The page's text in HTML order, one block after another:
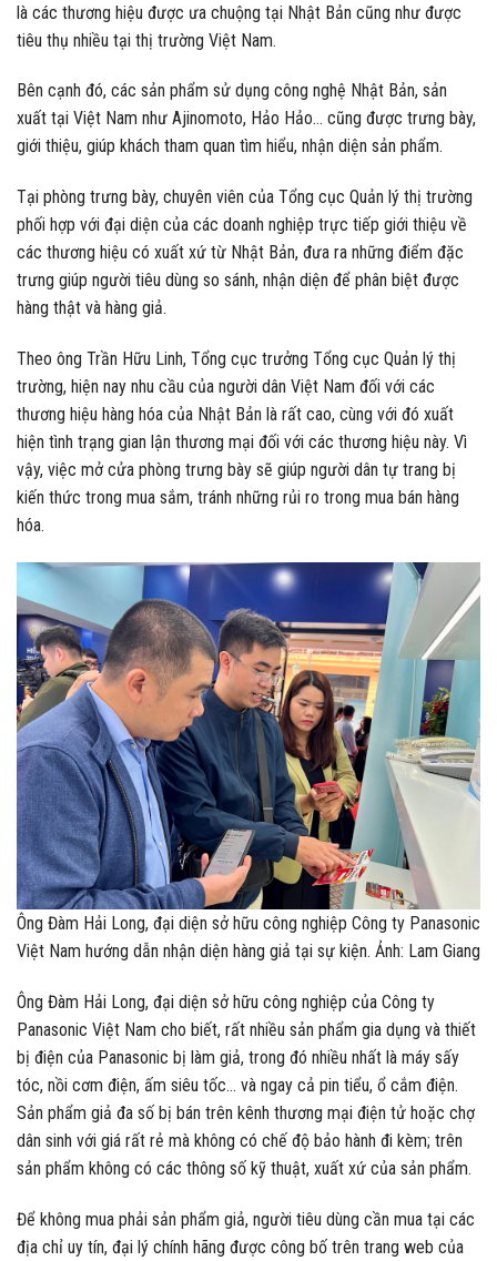
là các thương hiệu được ưa chuộng tại Nhật Bản cũng như được
tiêu thụ nhiều tại thị trường Việt Nam.
Bên cạnh đó, các sản phẩm sử dụng công nghệ Nhật Bản, sản
xuất tại Việt Nam như Ajinomoto, Hảo Hảo… cũng được trưng bày,
giới thiệu, giúp khách tham quan tìm hiểu, nhận diện sản phẩm.
Tại phòng trưng bày, chuyên viên của Tổng cục Quản lý thị trường
phối hợp với đại diện của các doanh nghiệp trực tiếp giới thiệu về
các thương hiệu có xuất xứ từ Nhật Bản, đưa ra những điểm đặc
trưng giúp người tiêu dùng so sánh, nhận diện để phân biệt được
hàng thật và hàng giả.
Theo ông Trần Hữu Linh, Tổng cục trưởng Tổng cục Quản lý thị
trường, hiện nay nhu cầu của người dân Việt Nam đối với các
thương hiệu hàng hóa của Nhật Bản là rất cao, cùng với đó xuất
hiện tình trạng gian lận thương mại đối với các thương hiệu này. Vì
vậy, việc mở cửa phòng trưng bày sẽ giúp người dân tự trang bị
kiến thức trong mua sắm, tránh những rủi ro trong mua bán hàng
hóa.
Ông Đàm Hải Long, đại diện sở hữu công nghiệp Công ty Panasonic
Việt Nam hướng dẫn nhận diện hàng giả tại sự kiện. Ảnh: Lam Giang
Ông Đàm Hải Long, đại diện sở hữu công nghiệp của Công ty
Panasonic Việt Nam cho biết, rất nhiều sản phẩm gia dụng và thiết
bị điện của Panasonic bị làm giả, trong đó nhiều nhất là máy sấy
tóc, nồi cơm điện, ấm siêu tốc… và ngay cả pin tiểu, ổ cắm điện.
Sản phẩm giả đa số bị bán trên kênh thương mại điện tử hoặc chợ
dân sinh với giá rất rẻ mà không có chế độ bảo hành đi kèm; trên
sản phẩm không có các thông số kỹ thuật, xuất xứ của sản phẩm.
Để không mua phải sản phẩm giả, người tiêu dùng cần mua tại các
địa chỉ uy tín, đại lý chính hãng được công bố trên trang web của